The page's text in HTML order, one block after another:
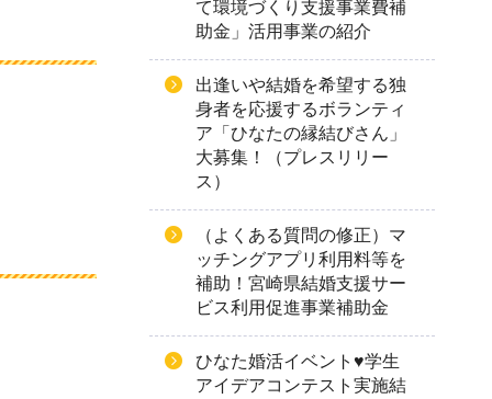
て環境づくり支援事業費補
助金」活用事業の紹介
出逢いや結婚を希望する独
身者を応援するボランティ
ア「ひなたの縁結びさん」
大募集！（プレスリリー
ス）
（よくある質問の修正）マ
ッチングアプリ利用料等を
補助！宮崎県結婚支援サー
ビス利用促進事業補助金
ひなた婚活イベント♥学生
アイデアコンテスト実施結